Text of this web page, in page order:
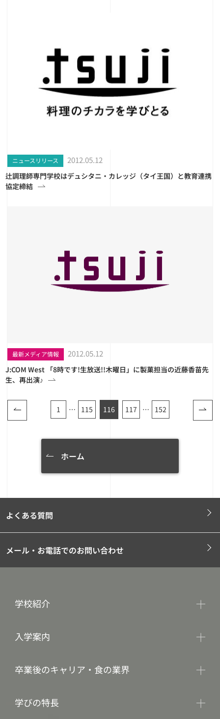
ニュースリリース 2012.05.12
辻調理師専門学校はデュシタニ・カレッジ（タイ王国）と教育連携
協定締結
最新メディア情報 2012.05.12
J:COM West 「8時です!生放送!!木曜日」に製菓担当の近藤香苗先
生、再出演♪
1 … 115 116 117 … 152
ホーム
よくある質問
メール・お電話でのお問い合わせ
学校紹介
入学案内
卒業後のキャリア・食の業界
学びの特長